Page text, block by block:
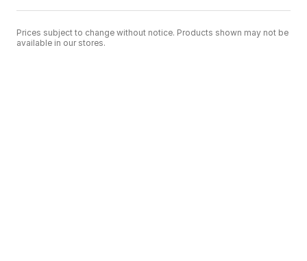
Prices subject to change without notice. Products shown may not be
available in our stores.